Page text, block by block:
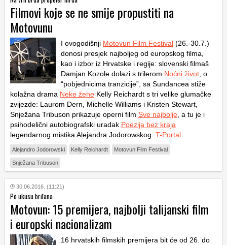
Filmovi koje se ne smije propustiti na
Motovunu
I ovogodišnji Motovun Film Festival (26.-30.7.)
donosi presjek najboljeg od europskog filma,
kao i izbor iz Hrvatske i regije: slovenski filmaš
Damjan Kozole dolazi s trilerom Noćni život , o
“pobjednicima tranzicije”, sa Sundancea stiže
kolažna drama Neke žene Kelly Reichardt s tri velike glumačke
zvijezde: Laurom Dern, Michelle Williams i Kristen Stewart,
Snježana Tribuson prikazuje operni film Sve najbolje , a tu je i
psihodelični autobiografski uradak Poezija bez kraja
legendarnog mistika Alejandra Jodorowskog. T-Portal
Alejandro Jodorowski Kelly Reichardt Motovun Film Festival
Snježana Tribuson
30.06.2016. (11:21)
Po ukusu brđana
Motovun: 15 premijera, najbolji talijanski film
i europski nacionalizam
16 hrvatskih filmskih premijera bit će od 26. do